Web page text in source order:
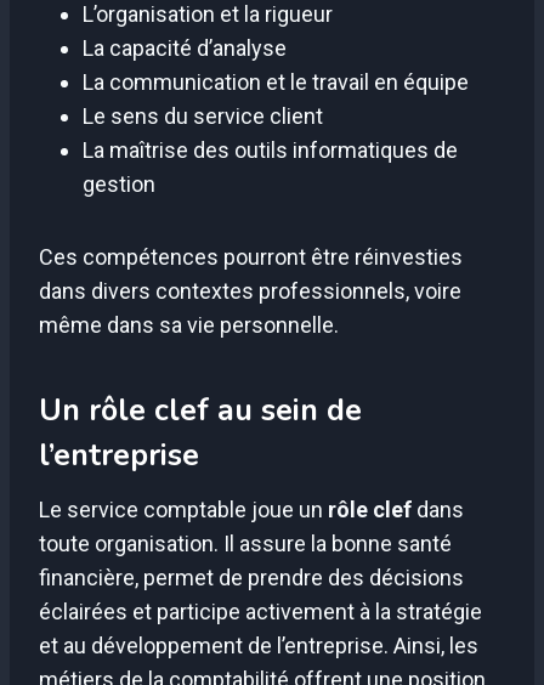
L’organisation et la rigueur
La capacité d’analyse
La communication et le travail en équipe
Le sens du service client
La maîtrise des outils informatiques de
gestion
Ces compétences pourront être réinvesties
dans divers contextes professionnels, voire
même dans sa vie personnelle.
Un rôle clef au sein de
l’entreprise
Le service comptable joue un rôle clef dans
toute organisation. Il assure la bonne santé
financière, permet de prendre des décisions
éclairées et participe activement à la stratégie
et au développement de l’entreprise. Ainsi, les
métiers de la comptabilité offrent une position